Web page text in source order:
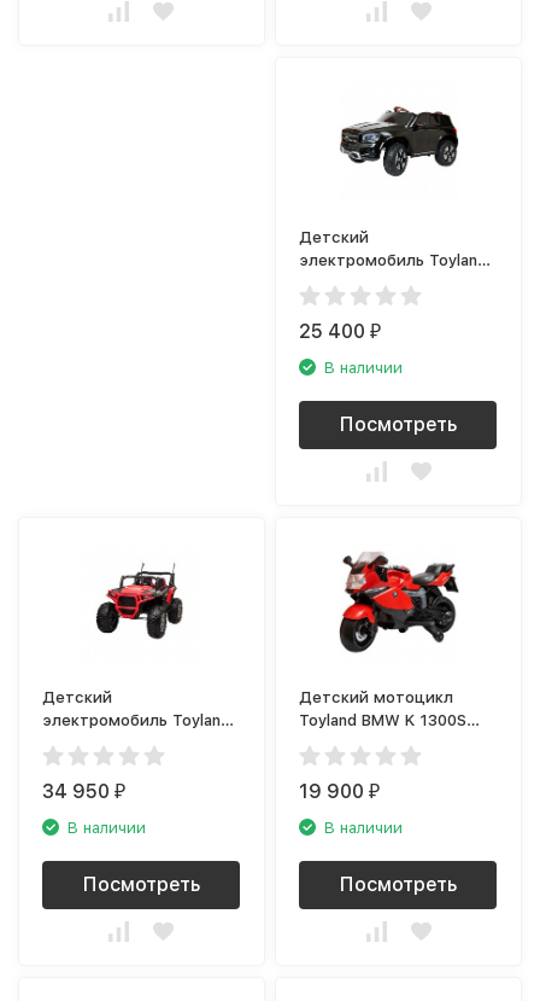
Детский
электромобиль Toyland
Mercedes Benz GLB
чёрный
25 400₽
В наличии
Посмотреть
Детский
электромобиль Toyland
Buggy JC999 Красный
34 950₽
В наличии
Посмотреть
Детский мотоцикл
Toyland BMW K 1300S
красный
19 900₽
В наличии
Посмотреть